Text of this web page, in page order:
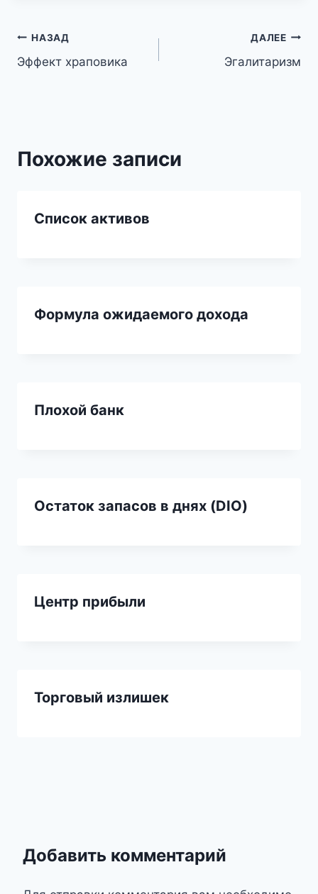
Навигация
по
НАЗАД
Эффект храповика
ДАЛЕЕ
Эгалитаризм
Похожие записи
Список активов
Формула ожидаемого дохода
Плохой банк
Остаток запасов в днях (DIO)
Центр прибыли
Торговый излишек
Добавить комментарий